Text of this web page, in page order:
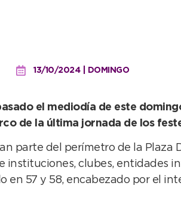
13/10/2024 | DOMINGO
el mediodía de este
de la última jornada de los
parte del perímetro de la Plaza
instituciones, clubes, entidades
en 57 y 58, encabezado por el